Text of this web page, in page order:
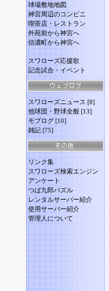
球場敷地地図
神宮周辺のコンビニ
喫茶店・レストラン
外苑前から神宮へ
信濃町から神宮へ
スワローズ応援歌
記念試合・イベント
スワローズニュース [8]
他球団・野球全般 [13]
モブログ [10]
雑記 [75]
リンク集
スワローズ検索エンジン
アンケート
つば九郎パズル
レンタルサーバー紹介
使用サーバー紹介
管理人について